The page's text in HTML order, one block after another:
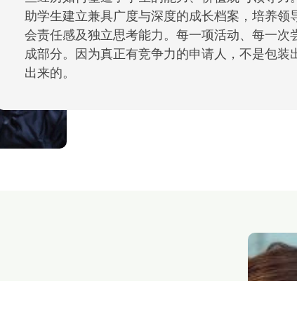
助学生建立兼具广度与深度的成长档案，培养
会责任感及独立思考能力。每一项活动、每一次
成部分。因为真正有竞争力的申请人，不是包
出来的。